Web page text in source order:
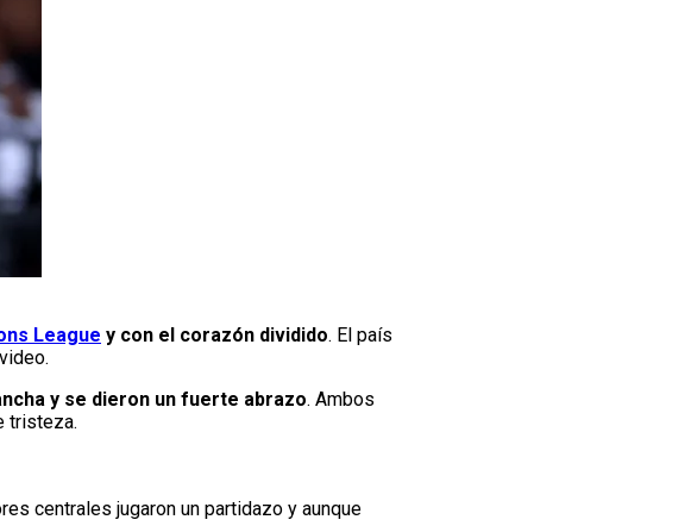
League y con el corazón dividido. El país
y se dieron un fuerte abrazo. Ambos
tristeza.
centrales jugaron un partidazo y aunque